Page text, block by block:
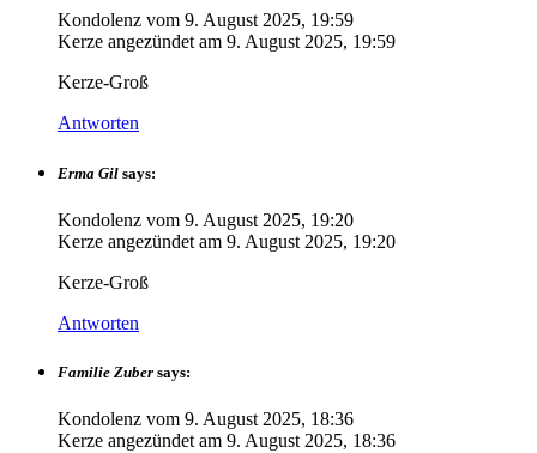
Kondolenz vom 9. August 2025, 19:59
Kerze angezündet am 9. August 2025, 19:59
Kerze-Groß
Antworten
Erma Gil says:
Kondolenz vom 9. August 2025, 19:20
Kerze angezündet am 9. August 2025, 19:20
Kerze-Groß
Antworten
Familie Zuber says:
Kondolenz vom 9. August 2025, 18:36
Kerze angezündet am 9. August 2025, 18:36